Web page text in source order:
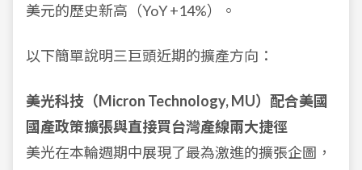
美元的歷史新高（YoY +14%）。
以下簡單說明三巨頭近期的擴產方向：
美光科技（Micron Technology, MU）配合美國
國產政策擴張與直接買台灣產線兩大捷徑
美光在本輪週期中展現了最為激進的擴張企圖，